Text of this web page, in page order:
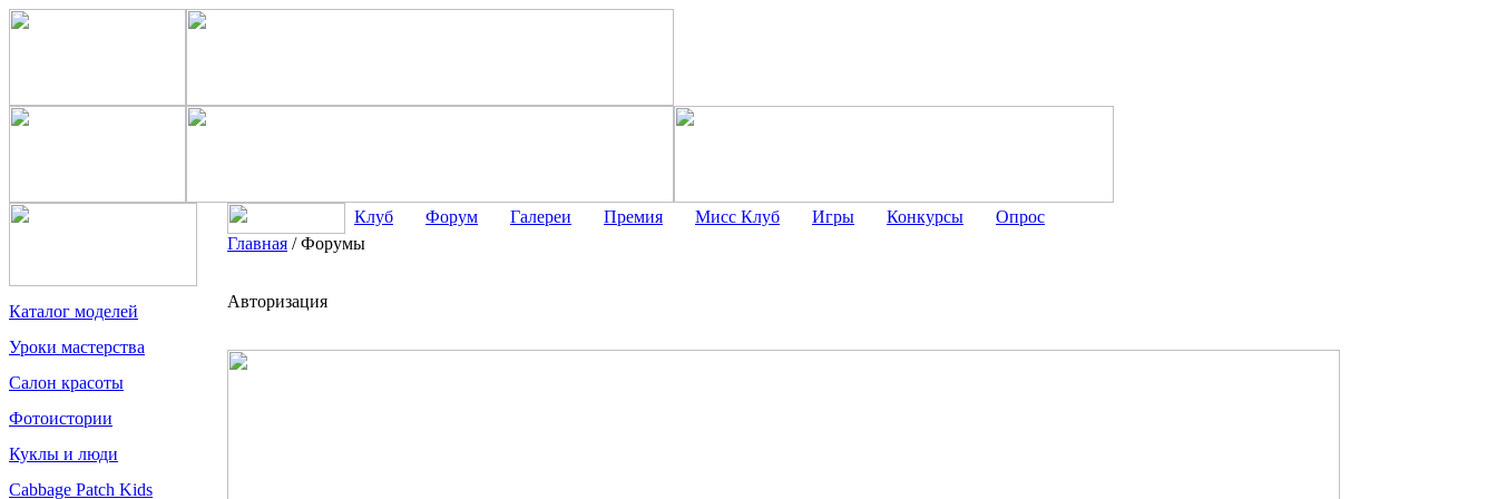
Каталог моделей
Уроки мастерства
Салон красоты
Фотоистории
Куклы и люди
Cabbage Patch Kids
Клуб Форум Галереи Премия Мисс Клуб Игры Конкурсы
Опрос
Главная /Форумы
Авторизация